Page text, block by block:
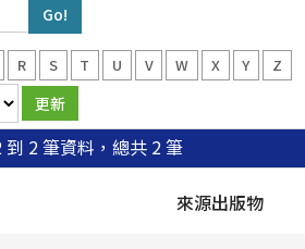
R S T U V W X Y Z
到 2 筆資料，總共 2 筆
來源出版物